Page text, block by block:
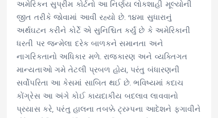
અમેરિકન સુપ્રીમ કોર્ટનો આ નિર્ણય લોકશાહી મૂલ્યોની
જીત તરીકે જોવામાં આવી રહ્યો છે. ૧૪મા સુધારાનું
અર્થઘટન કરીને કોર્ટે એ સુનિશ્ચિત કર્યું છે કે અમેરિકાની
ધરતી પર જન્મેલા દરેક બાળકને સમાનતા અને
નાગરિકતાનો અધિકાર મળે. રાજકારણ અને વ્યક્તિગત
માન્યતાઓ ગમે તેટલી પ્રબળ હોય, પરંતુ બંધારણની
સર્વોપરિતા આ કેસમાં સાબિત થઈ છે. ભવિષ્યમાં કદાચ
કોંગ્રેસ આ અંગે કોઈ કાયદાકીય બદલાવ લાવવાનો
પ્રયાસ કરે, પરંતુ હાલના તબક્કે ટ્રમ્પના આદેશને ફગાવીને